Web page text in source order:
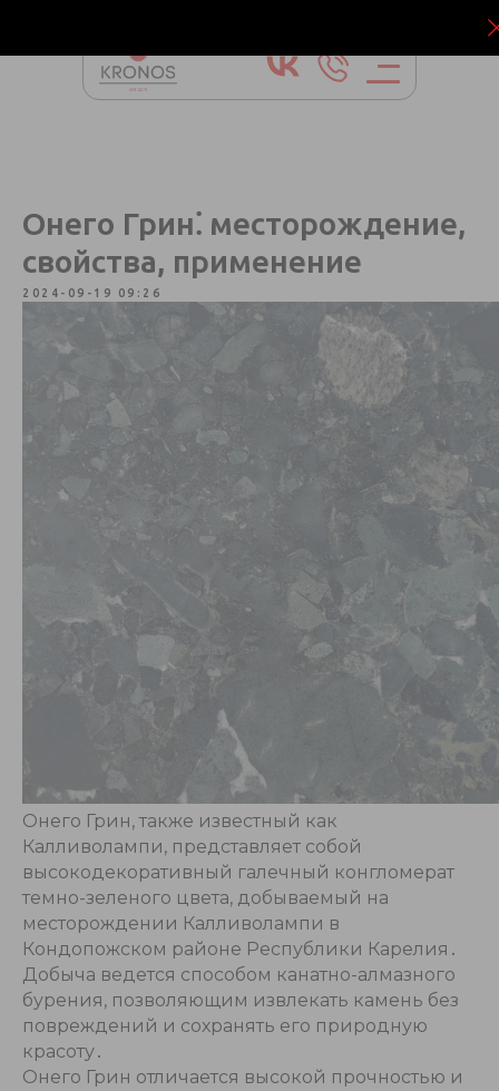
Онего Грин⁚ месторождение,
свойства, применение
2024-09-19 09:26
Онего Грин, также известный как
Калливолампи, представляет собой
высокодекоративный галечный конгломерат
темно-зеленого цвета, добываемый на
месторождении Калливолампи в
Кондопожском районе Республики Карелия․
Добыча ведется способом канатно-алмазного
бурения, позволяющим извлекать камень без
повреждений и сохранять его природную
красоту․
Онего Грин отличается высокой прочностью и